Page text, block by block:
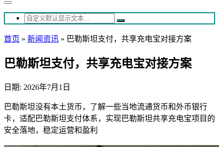
首页 » 新闻资讯 » 巴勒斯坦支付，共享充电宝对接方案
巴勒斯坦支付，共享充电宝对接方案
日期: 2026年7月1日
巴勒斯坦没有本土货币，了解一些当地流通货币和外币银行
卡，适配巴勒斯坦支付体系，实现巴勒斯坦共享充电宝项目的
安全落地，稳定运营和盈利